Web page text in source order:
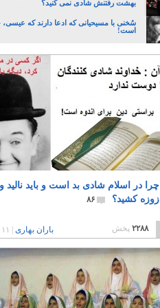
بهشت رفتنش شادی نمی کنید؟
سُخنی با مسیحیانی که ادعا دارند که
است!
چرا در اسلام شادی بد است و باید نالید و
زوزه کشید؟
۸۶
۲۲۸۸ پخش باران بهاری ۱۱ سال پیش